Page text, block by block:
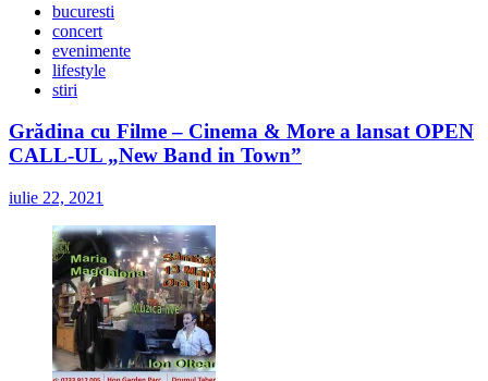
bucuresti
concert
evenimente
lifestyle
stiri
Grădina cu Filme – Cinema & More a lansat OPEN
CALL-UL „New Band in Town”
iulie 22, 2021